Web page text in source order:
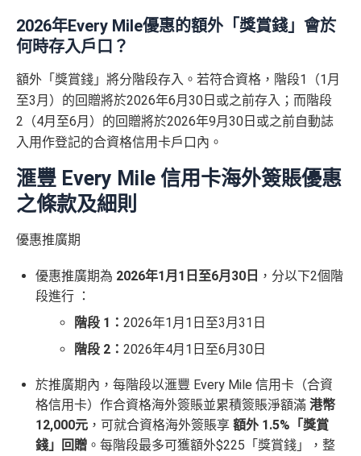
2個月或以上還款期）
賞錢」
合共高達
賞錢」
（相等於8,
000里）
賞錢」
（相等於2,
000里）
*持卡人需於發卡後60日內完成累積簽賬滿HK$5,800 要
求。不可獲享迎新：於合資格信用卡批核日起計之過去 1
2 個月內曾取消任何滙豐個人信用卡基本卡 迎新條款：
✅優點
內地同澳門簽賬交易費用全免(Pulse銀聯雙幣鑽石卡尊
用港幣同人民幣結賬，唔需要擔心匯率波動
全年簽賬高達2.4%「獎賞錢」回贈
講到明首兩年年費豁免
滙豐新舊客戶都可以食迎新
HSBC信用卡優惠夠多夠密
HSBC獎賞錢轉換飛行里數無手續費
❎缺點
獎賞錢有效期於簽賬後最多2年，最少1年(按簽賬年度
計)
玩法相對複雜，要注意既限時優惠/條款/最低簽賬要求
多，唔識玩平日本地簽賬只得$25=1里
如果唔中最紅自主六類別，平日簽賬得$25=1里
求。不可獲享迎新：於合資格信用卡批核日起計之過去1
2個月內曾取消任何滙豐個人信用卡基本卡。 迎新條款：
✅ 優點
永久年費豁免
全年簽賬高達2.4%「獎賞錢」回贈
網上簽賬享高達4.4%「獎賞錢」回贈
用八達通自動增值或PayMe增值有回贈
❎缺點
信用額唔高
查看更多信用卡詳情及分析...
2026年Every Mile優惠的額外「獎賞錢」會於
何時存入戶口？
額外「獎賞錢」將分階段存入。若符合資格，階段1（1月
至3月）的回贈將於2026年6月30日或之前存入；而階段
2（4月至6月）的回贈將於2026年9月30日或之前自動誌
入用作登記的合資格信用卡戶口內。
滙豐 Every Mile 信用卡海外簽賬優惠
之條款及細則
優惠推廣期
優惠推廣期為 2026年1月1日至6月30日 ，分以下2個階
段進行 ：
階段 1： 2026年1月1日至3月31日
階段 2： 2026年4月1日至6月30日
於推廣期內，每階段以滙豐 Every Mile 信用卡（合資
格信用卡）作合資格海外簽賬並累積簽賬淨額滿 港幣
12,000元 ，可就合資格海外簽賬享 額外 1.5%「獎賞
錢」回贈 。每階段最多可獲額外$225「獎賞錢」，整